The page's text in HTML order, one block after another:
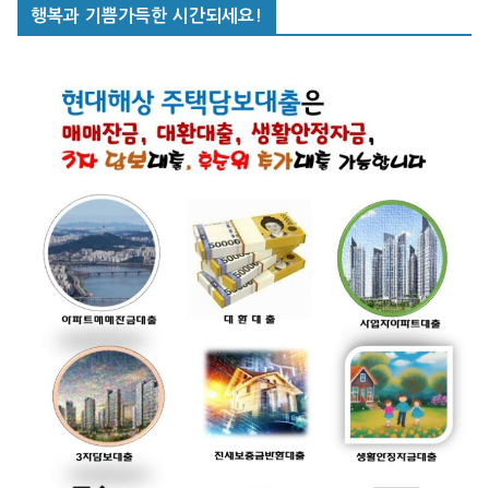
행복과 기쁨가득한 시간되세요!